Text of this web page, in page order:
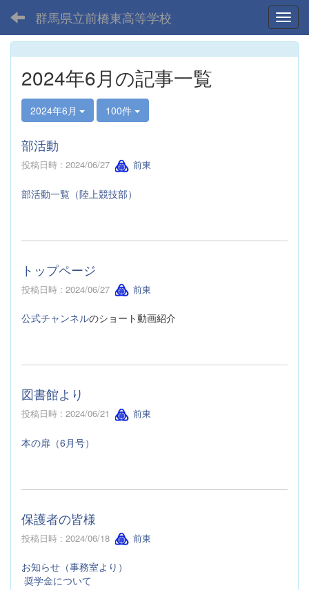
群馬県立前橋東高等学校
2024年6月の記事一覧
2024年6月 100件
部活動
投稿日時 : 2024/06/27 前東
部活動一覧（陸上競技部）
トップページ
投稿日時 : 2024/06/27 前東
公式チャンネルのショート動画紹介
図書館より
投稿日時 : 2024/06/21 前東
本の扉（6月号）
保護者の皆様
投稿日時 : 2024/06/18 前東
お知らせ（事務室より）
奨学金について